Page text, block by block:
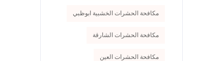
مكافحة الحشرات الخشبية ابوظبي
مكافحة الحشرات الشارقة
مكافحة الحشرات العين